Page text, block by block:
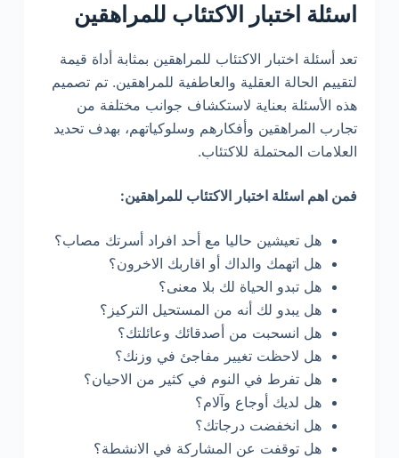
اسئلة اختبار الاكتئاب للمراهقين
تعد أسئلة اختبار الاكتئاب للمراهقين بمثابة أداة قيمة
لتقييم الحالة العقلية والعاطفية للمراهقين. تم تصميم
هذه الأسئلة بعناية لاستكشاف جوانب مختلفة من
تجارب المراهقين وأفكارهم وسلوكياتهم، بهدف تحديد
العلامات المحتملة للاكتئاب.
فمن اهم اسئلة اختبار الاكتئاب للمراهقين:
هل تعيشين حاليا مع أحد افراد أسرتك مصاب؟
هل اتهمك والداك أو اقاربك الاخرون؟
هل تبدو الحياة لك بلا معنى؟
هل يبدو لك أنه من المستحيل التركيز؟
هل انسحبت من أصدقائك وعائلتك؟
هل لاحظت تغيير مفاجئ في وزنك؟
هل تفرط في النوم في كثير من الاحيان؟
هل لديك أوجاع وآلام؟
هل انخفضت درجاتك؟
هل توقفت عن المشاركة في الانشطة؟